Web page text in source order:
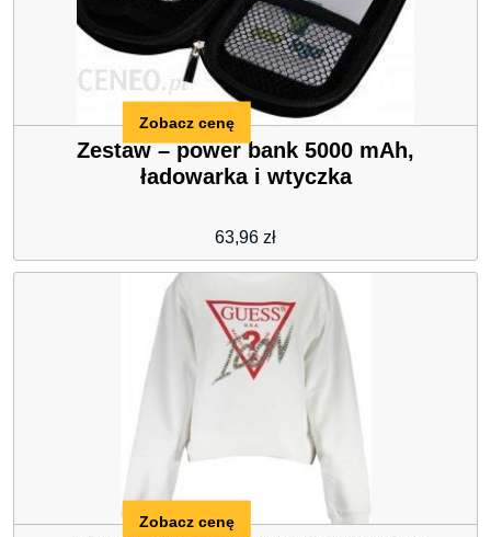
Zestaw – power bank 5000 mAh,
ładowarka i wtyczka
63,96 zł
Zobacz cenę
Zobacz cenę